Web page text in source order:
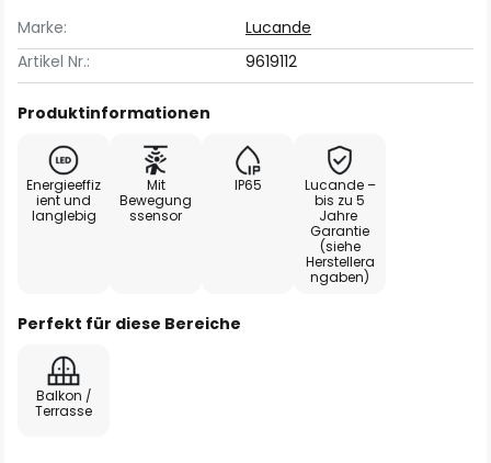
Marke:
Lucande
Artikel Nr.:
9619112
Produktinformationen
Energieeffiz
ient und
langlebig
Mit
Bewegung
ssensor
IP65
Lucande –
bis zu 5
Jahre
Garantie
(siehe
Herstellera
ngaben)
Perfekt für diese Bereiche
Balkon /
Terrasse